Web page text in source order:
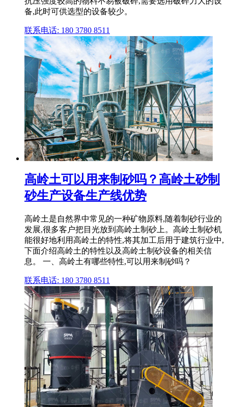
备,此时可供选型的设备较少。
联系电话: 180 3780 8511
高岭土可以用来制砂吗？高岭土砂制
砂生产设备生产线优势
高岭土是自然界中常见的一种矿物原料,随着制砂行业的
发展,很多客户把目光放到高岭土制砂上。高岭土制砂机
能很好地利用高岭土的特性,将其加工后用于建筑行业中,
下面介绍高岭土的特性以及高岭土制砂设备的相关信
息。 一、高岭土有哪些特性,可以用来制砂吗？
联系电话: 180 3780 8511